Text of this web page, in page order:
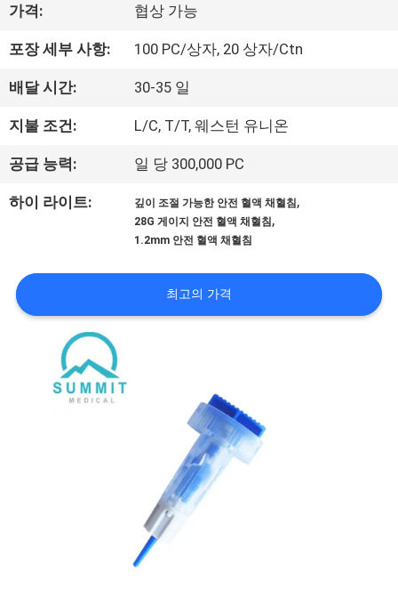
리
에
대
하
여
여
가격: 협상 가능
포장 세부 사항: 100 PC/상자, 20 상자/Ctn
배달 시간: 30-35 일
지불 조건: L/C, T/T, 웨스턴 유니온
공급 능력: 일 당 300,000 PC
하이 라이트: 깊이 조절 가능한 안전 혈액 채혈침 ,
28G 게이지 안전 혈액 채혈침 ,
1.2mm 안전 혈액 채혈침
최고의 가격